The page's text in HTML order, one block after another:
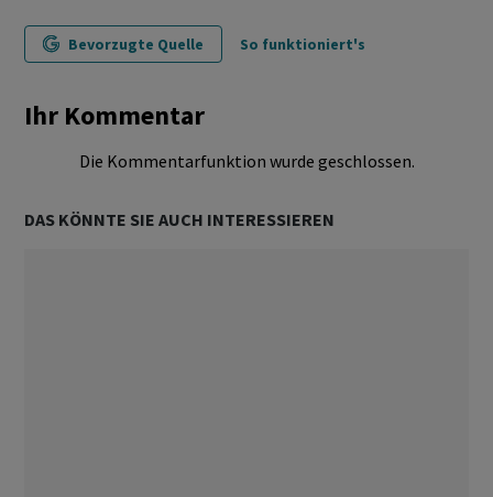
Bevorzugte Quelle So funktioniert's
Ihr Kommentar
Die Kommentarfunktion wurde geschlossen.
DAS KÖNNTE SIE AUCH INTERESSIEREN